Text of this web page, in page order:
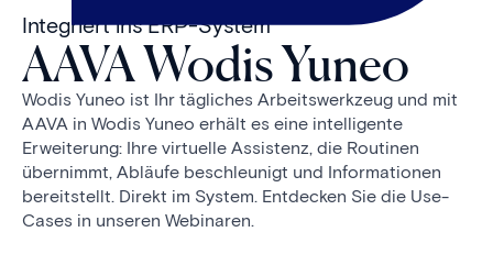
Integriert ins ERP-System
AAVA Wodis Yuneo
Wodis Yuneo ist Ihr tägliches Arbeitswerkzeug und mit
AAVA in Wodis Yuneo erhält es eine intelligente
Erweiterung: Ihre virtuelle Assistenz, die Routinen
übernimmt, Abläufe beschleunigt und Informationen
bereitstellt. Direkt im System. Entdecken Sie die Use-
Cases in unseren Webinaren.